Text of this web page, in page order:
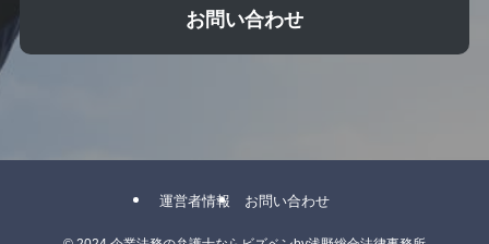
お問い合わせ
運営者情報 お問い合わせ